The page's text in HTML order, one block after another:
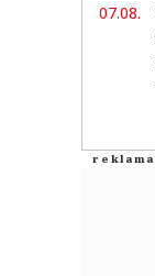
07.08.